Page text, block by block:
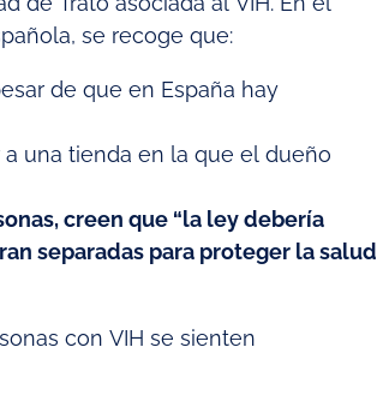
se recoge que:
de que en España hay
una tienda en la que el dueño
creen que “la ley debería
separadas para proteger la salud
con VIH se sienten